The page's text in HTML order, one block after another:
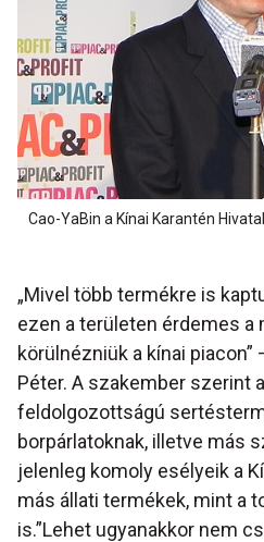
Cao-YaBin a Kínai Karantén
„Mivel több termékre is
ezen a területen érdemes a
körülnézniük a kínai
Péter. A szakember szerint
feldolgozottságú
borpárlatoknak, illetve más
jelenleg komoly esélyeik a
más állati termékek, mint a
is.”Lehet ugyanakkor nem